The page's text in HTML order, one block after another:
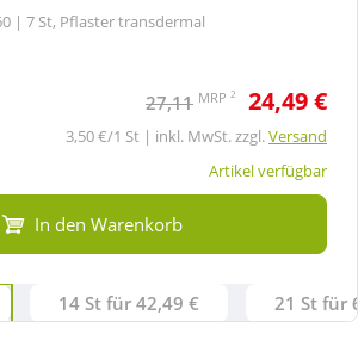
| 7 St, Pflaster transdermal
27,11 MRP 2 24,49 €
3,50 €/1 St | inkl. MwSt. zzgl.Versand
Artikel verfügbar
In den Warenkorb
14 St für 42,49 € 21 St für